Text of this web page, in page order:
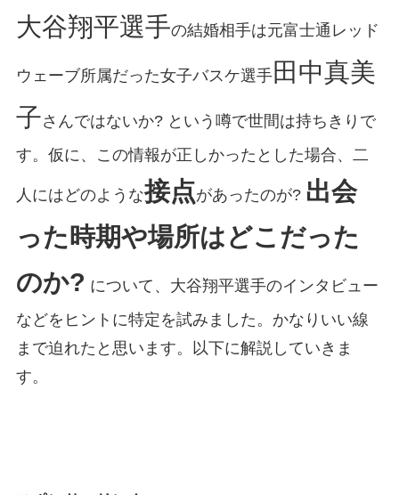
大谷翔平選手の結婚相手は元富士通レッド
ウェーブ所属だった女子バスケ選手田中真美
子さんではないか? という噂で世間は持ちきりで
す。仮に、この情報が正しかったとした場合、二
人にはどのような接点があったのが? 出会
った時期や場所はどこだった
のか? について、大谷翔平選手のインタビュー
などをヒントに特定を試みました。かなりいい線
まで迫れたと思います。以下に解説していきま
す。